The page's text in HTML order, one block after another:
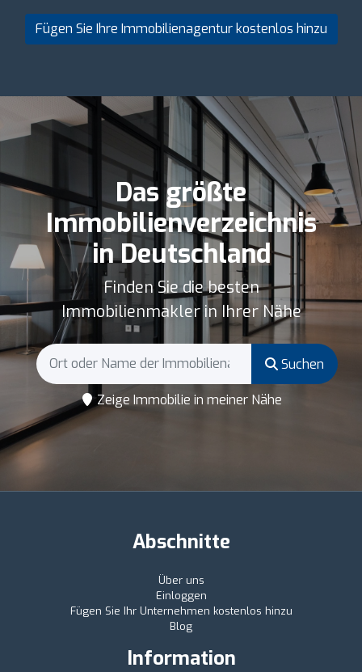
Fügen Sie Ihre Immobilienagentur kostenlos hinzu
Das größte
Immobilienverzeichnis
in Deutschland
Finden Sie die besten
Immobilienmakler in Ihrer Nähe
Suchen
Zeige Immobilie in meiner Nähe
Abschnitte
Über uns
Einloggen
Fügen Sie Ihr Unternehmen kostenlos hinzu
Blog
Information